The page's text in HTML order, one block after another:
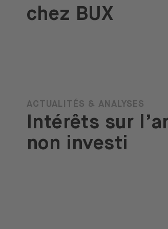
chez BUX
ACTUALITÉS & ANALYSES
Intérêts sur
non investi